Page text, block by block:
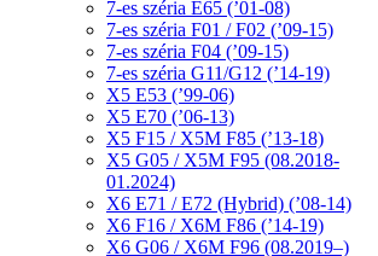
7-es széria E65 (’01-08)
7-es széria F01 / F02 (’09-15)
7-es széria F04 (’09-15)
7-es széria G11/G12 (’14-19)
X5 E53 (’99-06)
X5 E70 (’06-13)
X5 F15 / X5M F85 (’13-18)
X5 G05 / X5M F95 (08.2018-
01.2024)
X6 E71 / E72 (Hybrid) (’08-14)
X6 F16 / X6M F86 (’14-19)
X6 G06 / X6M F96 (08.2019–)